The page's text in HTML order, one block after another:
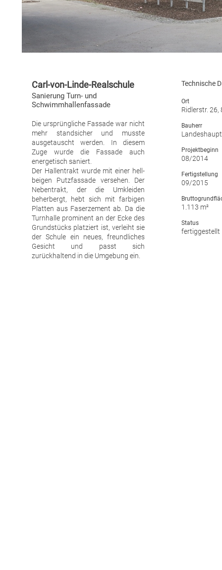
Carl-von-Linde-Realschule
Sanierung Turn- und
Schwimmhallenfassade
Die ursprüngliche Fassade war nicht
mehr standsicher und musste
ausgetauscht werden. In diesem
Zuge wurde die Fassade auch
energetisch saniert.
Der Hallentrakt wurde mit einer hell-
beigen Putzfassade versehen. Der
Nebentrakt, der die Umkleiden
beherbergt, hebt sich mit farbigen
Platten aus Faserzement ab. Da die
Turnhalle prominent an der Ecke des
Grundstücks platziert ist, verleiht sie
der Schule ein neues, freundliches
Gesicht und passt sich
zurückhaltend in die Umgebung ein.
Technische
Ort
Ridlerstr.
Bauherr
Projektbeginn
08/2014
Fertigstellung
09/2015
1.113 m²
Status
fertiggestellt